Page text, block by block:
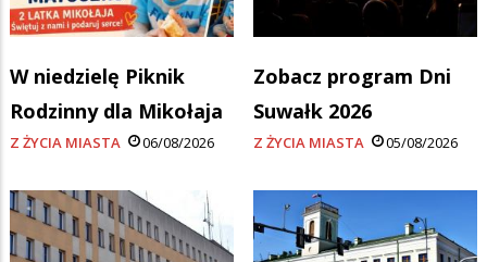
W niedzielę Piknik
Rodzinny dla Mikołaja
Z ŻYCIA MIASTA 06/08/2026
Zobacz program Dni
Suwałk 2026
Z ŻYCIA MIASTA 05/08/2026